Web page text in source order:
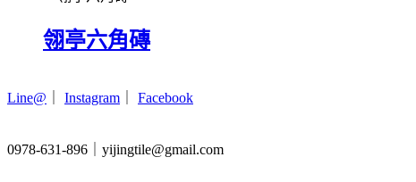
翎亭六角磚
Line@ Instagram Facebook
0978-631-896｜yijingtile@gmail.com